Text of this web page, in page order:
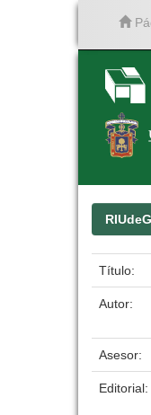
RIUdeG
Título:
Autor:
Asesor:
Editorial: